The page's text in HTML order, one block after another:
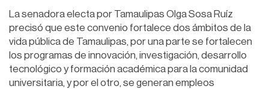
La senadora electa por Tamaulipas Olga Sosa Ruíz
precisó que este convenio fortalece dos ámbitos de la
vida pública de Tamaulipas, por una parte se fortalecen
los programas de innovación, investigación, desarrollo
tecnológico y formación académica para la comunidad
universitaria, y por el otro, se generan empleos